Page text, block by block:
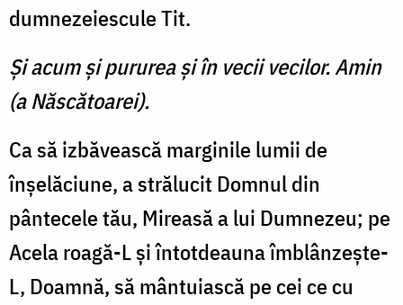
dumnezeiescule Tit.
Şi acum şi pururea şi în vecii vecilor. Amin
(a Născătoarei).
Ca să izbăvească marginile lumii de
înşelăciune, a strălucit Domnul din
pântecele tău, Mireasă a lui Dumnezeu; pe
Acela roagă-L şi întotdeauna îmblânzeşte-
L, Doamnă, să mântuiască pe cei ce cu